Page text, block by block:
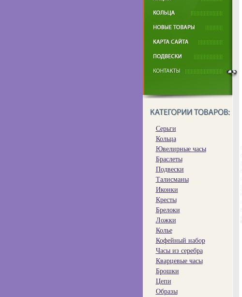
Серьги
Кольца
Ювелирные часы
Браслеты
Подвески
Талисманы
Иконки
Кресты
Брелоки
Ложки
Колье
Кофейный набор
Часы из серебра
Кварцевые часы
Брошки
Цепи
Образы